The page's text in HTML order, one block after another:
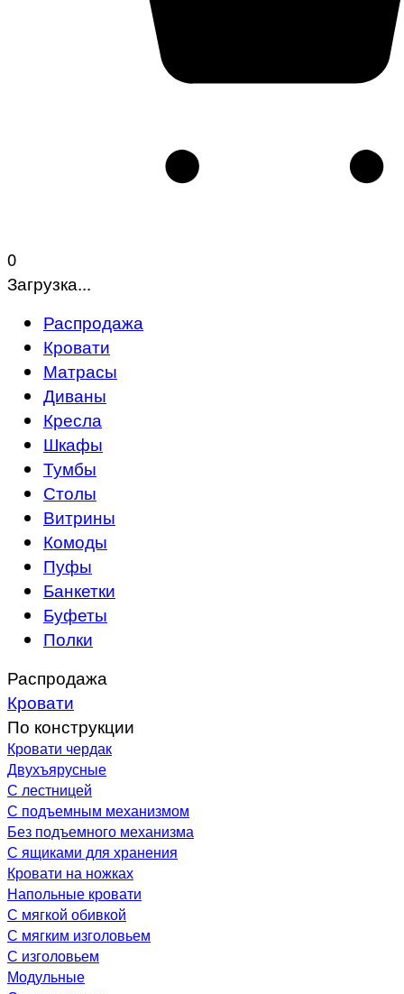
0
Загрузка...
Распродажа
Кровати
Матрасы
Диваны
Кресла
Шкафы
Тумбы
Столы
Витрины
Комоды
Пуфы
Банкетки
Буфеты
Полки
Распродажа
Кровати
По конструкции
Кровати чердак
Двухъярусные
С лестницей
С подъемным механизмом
Без подъемного механизма
С ящиками для хранения
Кровати на ножках
Напольные кровати
С мягкой обивкой
С мягким изголовьем
С изголовьем
Модульные